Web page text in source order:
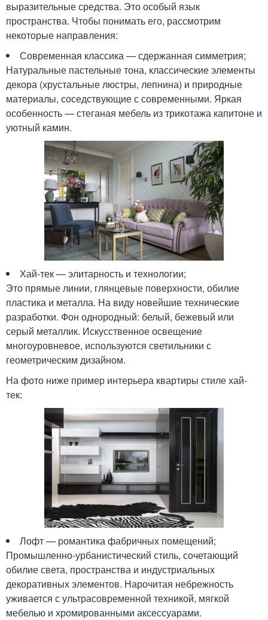
выразительные средства. Это особый язык
пространства. Чтобы понимать его, рассмотрим
некоторые направления:
Современная классика — сдержанная симметрия;
Натуральные пастельные тона, классические элементы
декора (хрустальные люстры, лепнина) и природные
материалы, соседствующие с современными. Яркая
особенность — стеганая мебель из трикотажа капитоне и
уютный камин.
Хай-тек — элитарность и технологии;
Это прямые линии, глянцевые поверхности, обилие
пластика и металла. На виду новейшие технические
разработки. Фон однородный: белый, бежевый или
серый металлик. Искусственное освещение
многоуровневое, используются светильники с
геометрическим дизайном.
На фото ниже пример интерьера квартиры стиле хай-
тек:
Лофт — романтика фабричных помещений;
Промышленно-урбанистический стиль, сочетающий
обилие света, пространства и индустриальных
декоративных элементов. Нарочитая небрежность
уживается с ультрасовременной техникой, мягкой
мебелью и хромированными аксессуарами.